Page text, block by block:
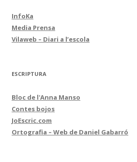
InfoKa
Media Prensa
Vilaweb – Diari a l’escola
ESCRIPTURA
Bloc de l'Anna Manso
Contes bojos
JoEscric.com
Ortografia – Web de Daniel Gabarró